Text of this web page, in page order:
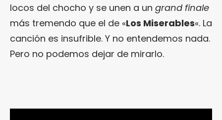
locos del chocho y se unen a un grand finale
más tremendo que el de «Los Miserables«. La
canción es insufrible. Y no entendemos nada.
Pero no podemos dejar de mirarlo.